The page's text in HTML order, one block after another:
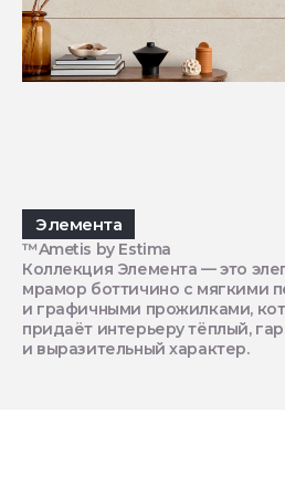
Элемента
™Ametis by Estima
Коллекция Элемента — это
мрамор боттичино с мягкими
и графичными прожилками,
придаёт интерьеру тёплый,
и выразительный характер.